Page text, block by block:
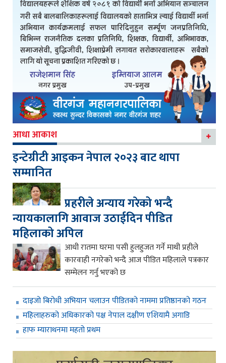
आधा आकाश
इन्टेग्रीटी आइकन नेपाल २०२३ बाट थापा
सम्मानित
प्रहरीले अन्याय गरेको भन्दै
न्यायकालागि आवाज उठाईदिन पीडित
महिलाको अपिल
आधी रातमा घरमा पसी हुलहुजत गर्ने माथी प्रहीले
कारवाही नगरेको भन्दै आज पीडित महिलाले पत्रकार
सम्मेलन गर्नु भएको छ
दाइजो बिरोधी अभियान चलाउन पीडितको नाममा प्रतिष्ठानको गठन
महिलाहरुको अधिकारको पक्ष नेपाल दक्षीण एशियामै अगाडि
हाफ म्याराथनमा महतो प्रथम